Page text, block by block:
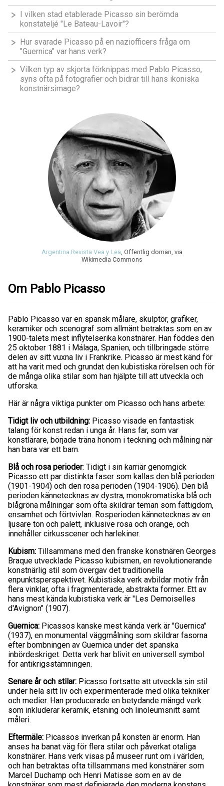
I vilken stad etablerade Picasso sin berömda
konstateljé "Le Bateau-Lavoir"?
Hur svarade Picasso på en naziofficers fråga om
"Guernica" var hans verk?
Vilken typ av skjorta förknippas med Pablo Picasso,
syns ofta på fotografier och bidrar till hans ikoniska
konstnärsimage?
Argentina. Revista Vea y Lea , Offentlig domän, via
Wikimedia Commons
Om Pablo Picasso
Pablo Picasso var en spansk målare, skulptör, grafiker,
keramiker och scenograf som allmänt betraktas som en av
1900-talets mest inflytelserika konstnärer. Han föddes den
25 oktober 1881 i Málaga, Spanien, och tillbringade större
delen av sitt vuxna liv i Frankrike. Picasso är mest känd för
att ha varit med och grundat den kubistiska rörelsen och för
de många olika stilar som han hjälpte till att utveckla och
utforska.
Här är några viktiga punkter om Picasso och hans arbete:
Tidigt liv och utbildning: Picasso visade en fantastisk
talang för konst redan i unga år. Hans far, som var
konstlärare, började träna honom i teckning och målning när
han bara var ett barn.
Blå och rosa perioder: Tidigt i sin karriär genomgick
Picasso ett par distinkta faser som kallas den blå perioden
(1901-1904) och den rosa perioden (1904-1906). Den blå
perioden kännetecknas av dystra, monokromatiska blå och
blågröna målningar som ofta skildrar teman som fattigdom,
ensamhet och förtvivlan. Rosperioden kännetecknas av en
ljusare ton och palett, inklusive rosa och orange, och
innehåller cirkusscener och harlekiner.
Kubism: Tillsammans med den franske konstnären Georges
Braque utvecklade Picasso kubismen, en revolutionerande
konstnärlig stil som övergav det traditionella
enpunktsperspektivet. Kubistiska verk avbildar motiv från
flera vinklar, ofta i fragmenterade, abstrakta former. Ett av
hans mest kända kubistiska verk är "Les Demoiselles
d'Avignon" (1907).
Guernica: Picassos kanske mest kända verk är "Guernica"
(1937), en monumental väggmålning som skildrar fasorna
efter bombningen av Guernica under det spanska
inbördeskriget. Detta verk har blivit en universell symbol
för antikrigsstämningen.
Senare år och stilar: Picasso fortsatte att utveckla sin stil
under hela sitt liv och experimenterade med olika tekniker
och medier. Han producerade en betydande mängd verk
som inkluderar keramik, etsning och linoleumsnitt samt
måleri.
Eftermäle: Picassos inverkan på konsten är enorm. Han
anses ha banat väg för flera stilar och påverkat otaliga
konstnärer. Hans verk visas på museer runt om i världen,
och han betraktas ofta tillsammans med konstnärer som
Marcel Duchamp och Henri Matisse som en av de